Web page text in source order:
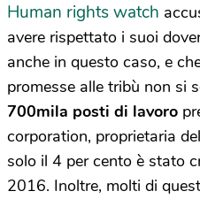
Human rights watch
avere rispettato i suoi
anche in questo caso, e
promesse alle tribù non si
700mila posti di lavoro
corporation, proprietaria
solo il 4 per cento è stato
2016. Inoltre, molti di